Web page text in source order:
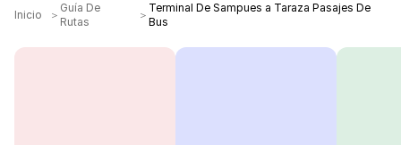
Inicio ＞
Guía De
Rutas
＞
Terminal De Sampues a Taraza Pasajes De
Bus